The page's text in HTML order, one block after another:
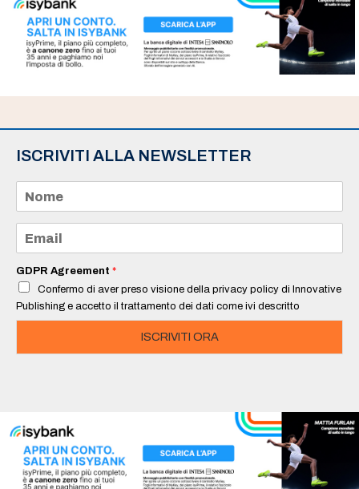
ISCRIVITI ALLA NEWSLETTER
m
e
a
i
*
GDPR Agreement *
Confermo di aver preso visione della privacy policy di Innovative
Publishing e accetto il trattamento dei dati come ivi descritto
ISCRIVITI ORA